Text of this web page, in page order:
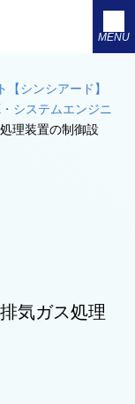
MENU
シンシアード】
システムエンジニ
理装置の制御設
気ガス処理